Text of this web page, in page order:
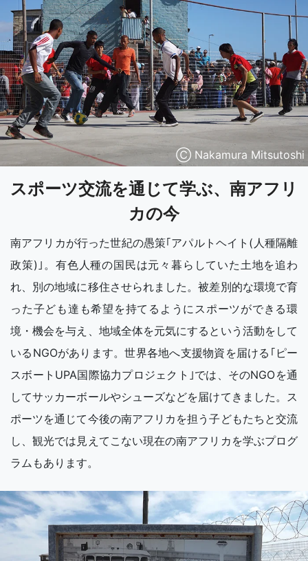
Ⓒ Nakamura Mitsutoshi
スポーツ交流を通じて学ぶ、南アフリ
カの今
南アフリカが行った世紀の愚策｢アパルトヘイト(人種隔離
政策)｣。有色人種の国民は元々暮らしていた土地を追わ
れ、別の地域に移住させられました。被差別的な環境で育
った子ども達も希望を持てるようにスポーツができる環
境・機会を与え、地域全体を元気にするという活動をして
いるNGOがあります。世界各地へ支援物資を届ける｢ピー
スボートUPA国際協力プロジェクト｣では、そのNGOを通
してサッカーボールやシューズなどを届けてきました。ス
ポーツを通じて今後の南アフリカを担う子どもたちと交流
し、観光では見えてこない現在の南アフリカを学ぶプログ
ラムもあります。